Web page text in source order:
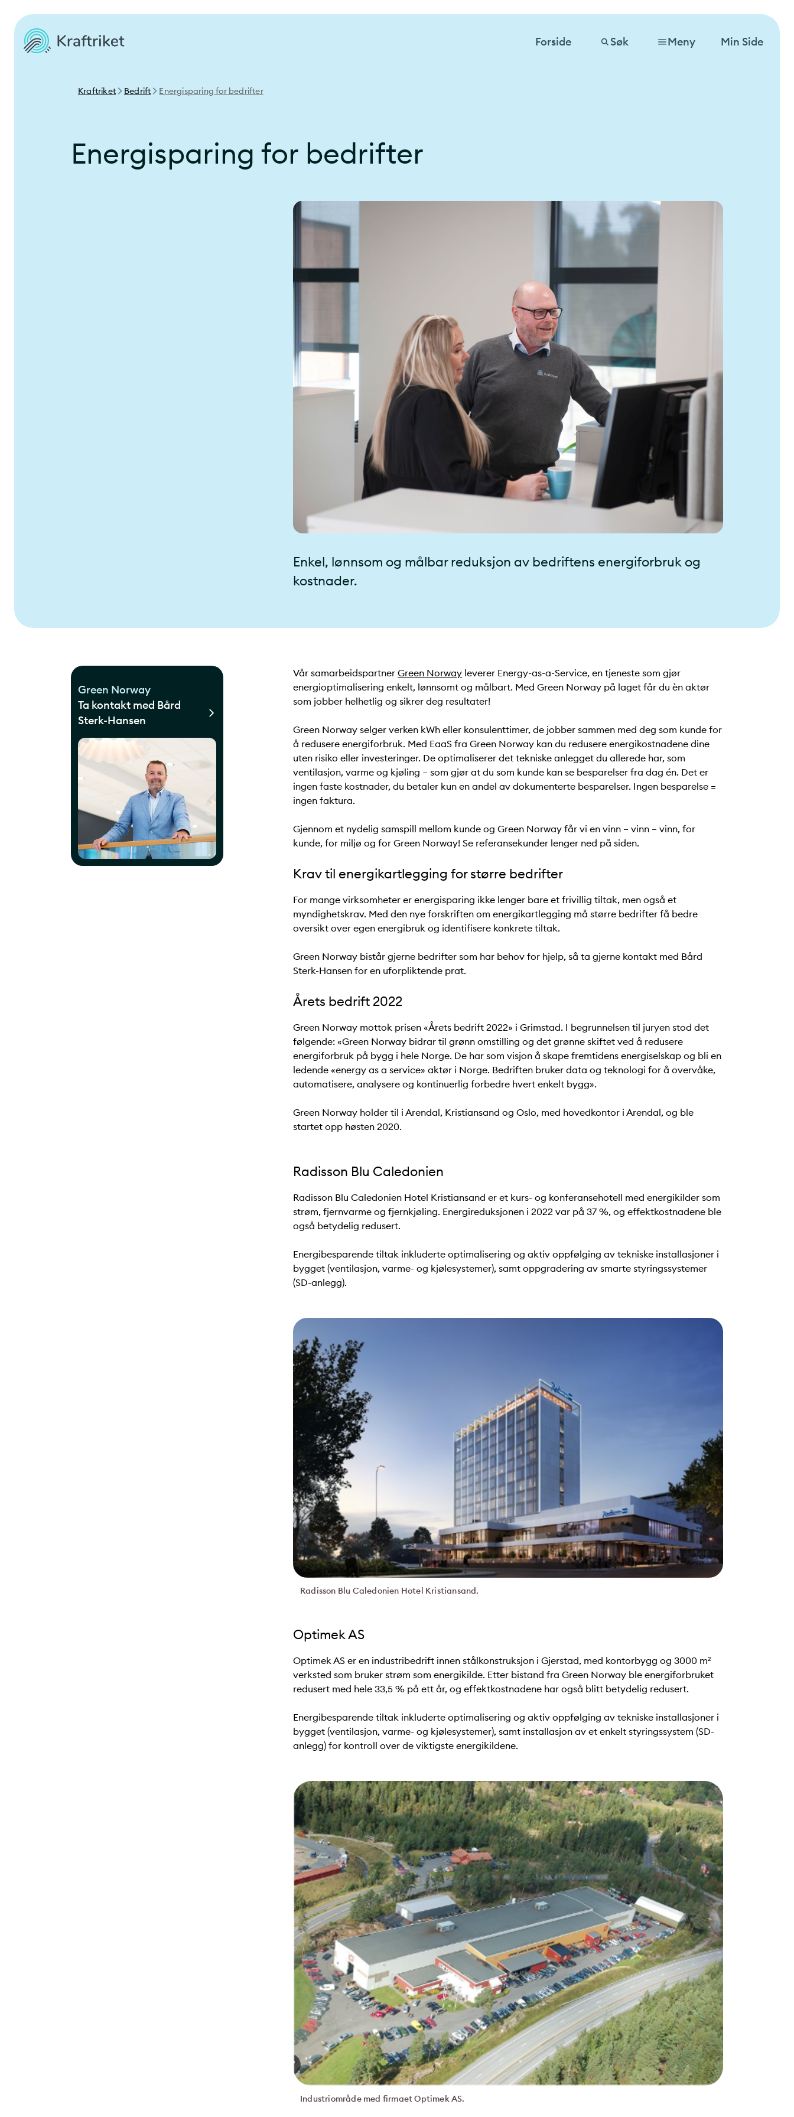
Forside Søk Meny Min Side
Kraftriket Bedrift Energisparing for bedrifter
Energisparing for bedrifter
Enkel, lønnsom og målbar reduksjon av bedriftens energiforbruk og
kostnader.
Green Norway
Ta kontakt med Bård
Sterk-Hansen
Vår samarbeidspartner Green Norway leverer Energy-as-a-Service, en tjeneste som gjør
energioptimalisering enkelt, lønnsomt og målbart. Med Green Norway på laget får du èn aktør
som jobber helhetlig og sikrer deg resultater!
Green Norway selger verken kWh eller konsulenttimer, de jobber sammen med deg som kunde for
å redusere energiforbruk. Med EaaS fra Green Norway kan du redusere energikostnadene dine
uten risiko eller investeringer. De optimaliserer det tekniske anlegget du allerede har, som
ventilasjon, varme og kjøling – som gjør at du som kunde kan se besparelser fra dag én. Det er
ingen faste kostnader, du betaler kun en andel av dokumenterte besparelser. Ingen besparelse =
ingen faktura.
Gjennom et nydelig samspill mellom kunde og Green Norway får vi en vinn – vinn – vinn, for
kunde, for miljø og for Green Norway! Se referansekunder lenger ned på siden.
Krav til energikartlegging for større bedrifter
For mange virksomheter er energisparing ikke lenger bare et frivillig tiltak, men også et
myndighetskrav. Med den nye forskriften om energikartlegging må større bedrifter få bedre
oversikt over egen energibruk og identifisere konkrete tiltak.
Green Norway bistår gjerne bedrifter som har behov for hjelp, så ta gjerne kontakt med Bård
Sterk-Hansen for en uforpliktende prat.
Årets bedrift 2022
Green Norway mottok prisen «Årets bedrift 2022» i Grimstad. I begrunnelsen til juryen stod det
følgende: «Green Norway bidrar til grønn omstilling og det grønne skiftet ved å redusere
energiforbruk på bygg i hele Norge. De har som visjon å skape fremtidens energiselskap og bli en
ledende «energy as a service» aktør i Norge. Bedriften bruker data og teknologi for å overvåke,
automatisere, analysere og kontinuerlig forbedre hvert enkelt bygg».
Green Norway holder til i Arendal, Kristiansand og Oslo, med hovedkontor i Arendal, og ble
startet opp høsten 2020.
Radisson Blu Caledonien
Radisson Blu Caledonien Hotel Kristiansand er et kurs- og konferansehotell med energikilder som
strøm, fjernvarme og fjernkjøling. Energireduksjonen i 2022 var på 37 %, og effektkostnadene ble
også betydelig redusert.
Energibesparende tiltak inkluderte optimalisering og aktiv oppfølging av tekniske installasjoner i
bygget (ventilasjon, varme- og kjølesystemer), samt oppgradering av smarte styringssystemer
(SD-anlegg).
Radisson Blu Caledonien Hotel Kristiansand.
Optimek AS
Optimek AS er en industribedrift innen stålkonstruksjon i Gjerstad, med kontorbygg og 3000 m²
verksted som bruker strøm som energikilde. Etter bistand fra Green Norway ble energiforbruket
redusert med hele 33,5 % på ett år, og effektkostnadene har også blitt betydelig redusert.
Energibesparende tiltak inkluderte optimalisering og aktiv oppfølging av tekniske installasjoner i
bygget (ventilasjon, varme- og kjølesystemer), samt installasjon av et enkelt styringssystem (SD-
anlegg) for kontroll over de viktigste energikildene.
Industriområde med firmaet Optimek AS.